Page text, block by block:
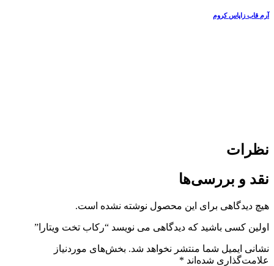
آرم قاب زاپاس کروم
نظرات
نقد و بررسی‌ها
هیچ دیدگاهی برای این محصول نوشته نشده است.
اولین کسی باشید که دیدگاهی می نویسد “رکاب تخت ویتارا”
نشانی ایمیل شما منتشر نخواهد شد. بخش‌های موردنیاز
علامت‌گذاری شده‌اند *